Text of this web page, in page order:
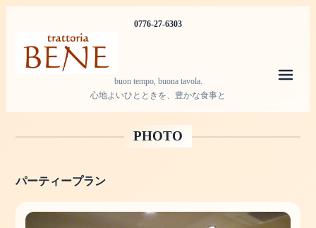
0776-27-6303
buon tempo, buona tavola.
心地よいひとときを、豊かな食事と
PHOTO
パーティープラン